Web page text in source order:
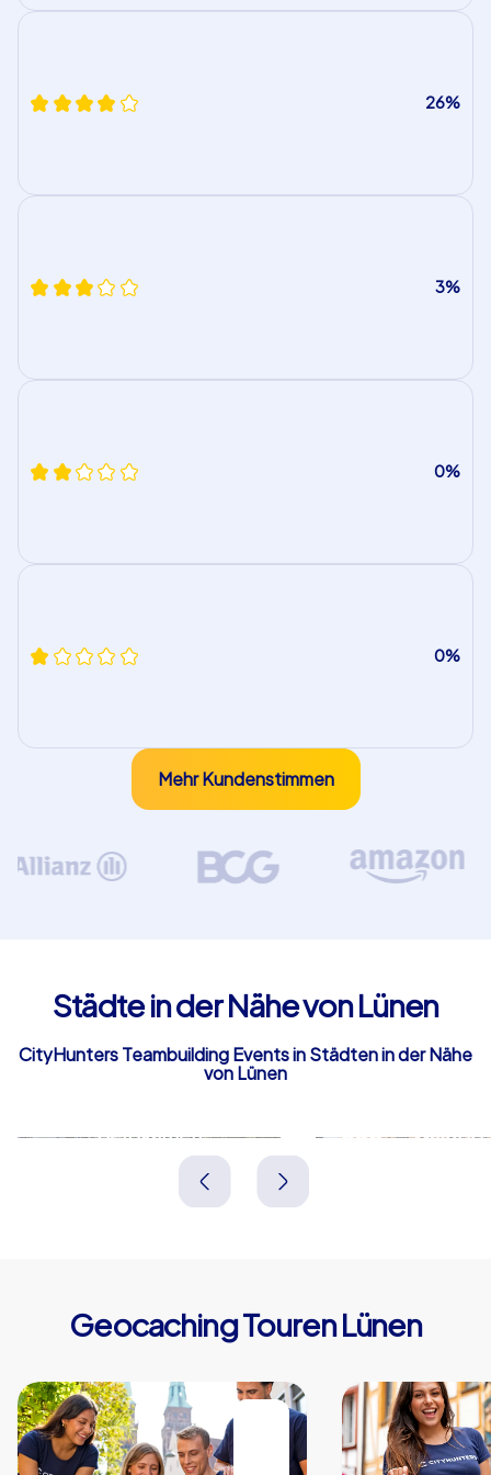
26%
3%
0%
0%
Mehr Kundenstimmen
Städte in der Nähe von Lünen
CityHunters Teambuilding Events in Städten in der Nähe
von Lünen
Bergkamen
Deutschland
Waltrop
Geocaching Touren Lünen